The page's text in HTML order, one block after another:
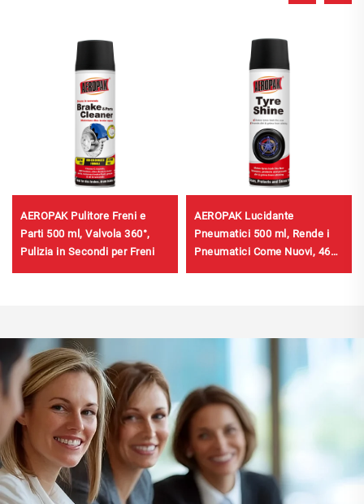
AEROPAK Pulitore Freni e
Parti 500 ml, Valvola 360°,
Pulizia in Secondi per Freni
AEROPAK Lucidante
Pneumatici 500 ml, Rende i
Pneumatici Come Nuovi, 460